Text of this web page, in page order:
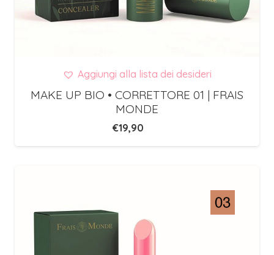
Aggiungi alla lista dei desideri
MAKE UP BIO • CORRETTORE 01 | FRAIS
MONDE
€19,90